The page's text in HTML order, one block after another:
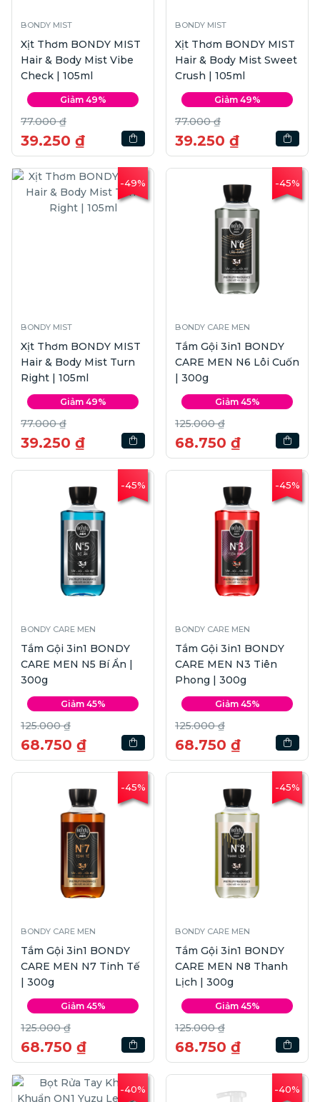
BONDY MIST
Xịt Thơm BONDY MIST
Hair & Body Mist Vibe
Check | 105ml
Giảm 49%
77.000 ₫
39.250 ₫
BONDY MIST
Xịt Thơm BONDY MIST
Hair & Body Mist Sweet
Crush | 105ml
Giảm 49%
77.000 ₫
39.250 ₫
-49%
BONDY MIST
Xịt Thơm BONDY MIST
Hair & Body Mist Turn
Right | 105ml
Giảm 49%
77.000 ₫
39.250 ₫
-45%
BONDY CARE MEN
Tắm Gội 3in1 BONDY
CARE MEN N6 Lôi Cuốn
| 300g
Giảm 45%
125.000 ₫
68.750 ₫
-45%
BONDY CARE MEN
Tắm Gội 3in1 BONDY
CARE MEN N5 Bí Ẩn |
300g
Giảm 45%
125.000 ₫
68.750 ₫
-45%
BONDY CARE MEN
Tắm Gội 3in1 BONDY
CARE MEN N3 Tiên
Phong | 300g
Giảm 45%
125.000 ₫
68.750 ₫
-45%
BONDY CARE MEN
Tắm Gội 3in1 BONDY
CARE MEN N7 Tinh Tế
| 300g
Giảm 45%
125.000 ₫
68.750 ₫
-45%
BONDY CARE MEN
Tắm Gội 3in1 BONDY
CARE MEN N8 Thanh
Lịch | 300g
Giảm 45%
125.000 ₫
68.750 ₫
-40% -40%